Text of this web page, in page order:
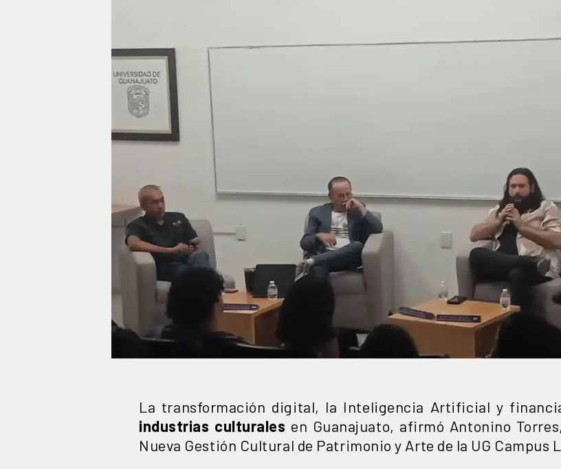
La transformación digital, la Inteligencia Artificial y
industrias culturales en Guanajuato, afirmó Antonino
Nueva Gestión Cultural de Patrimonio y Arte de la UG Campus